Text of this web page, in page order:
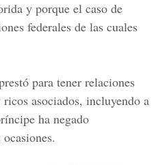
y porque el caso de
federales de las cuales
para tener relaciones
ricos asociados, incluyendo a
ha negado